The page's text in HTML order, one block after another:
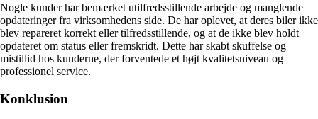
Nogle kunder har bemærket utilfredsstillende arbejde og manglende
opdateringer fra virksomhedens side. De har oplevet, at deres biler ikke
blev repareret korrekt eller tilfredsstillende, og at de ikke blev holdt
opdateret om status eller fremskridt. Dette har skabt skuffelse og
mistillid hos kunderne, der forventede et højt kvalitetsniveau og
professionel service.
Konklusion